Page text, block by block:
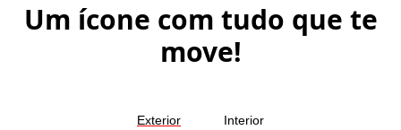
Um ícone com tudo que te
move!
Exterior Interior